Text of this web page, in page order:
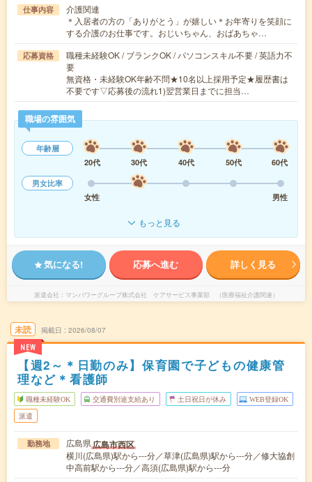
仕事内容
介護関連
＊入居者の方の「ありがとう」が嬉しい＊お年寄りを笑顔に
する介護のお仕事です。おじいちゃん、おばあちゃ…
応募資格
職種未経験OK / ブランクOK / パソコンスキル不要 / 英語力不
要
無資格・未経験OK年齢不問★10名以上採用予定★履歴書は
不要です▽応募後の流れ1)翌営業日までに担当…
職場の雰囲気
年齢層
20代
30代 40代 50代
60代
男女比率
女性
男性
もっと見る
気になる! 応募へ進む 詳しく見る
派遣会社 マンパワーグループ株式会社 ケアサービス事業部 （医療福祉介護関連）
未読
NEW
掲載日 2026/08/07
【週2～＊日勤のみ】保育園で子どもの健康管
理など＊看護師
職種未経験OK 交通費別途支給あり 土日祝日が休み WEB登録OK
派遣
勤務地 広島県広島市西区
横川(広島県)駅から---分／草津(広島県)駅から---分／修大協創
中高前駅から---分／高須(広島県)駅から---分